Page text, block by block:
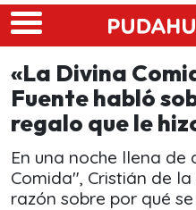
Skip to main content
«La Divina
Fuente habló
regalo que le
En una noche llena
Comida", Cristián de
razón sobre por qué